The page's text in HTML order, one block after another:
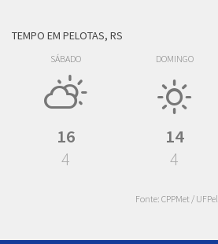
TEMPO EM PELOTAS, RS
SÁBADO
16
4
DOMINGO
14
4
Fonte: CPPMet / UFPel